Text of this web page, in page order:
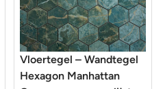
Vloertegel – Wandtegel
Hexagon Manhattan